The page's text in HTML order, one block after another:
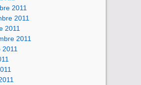
2011
2011
2011
2011